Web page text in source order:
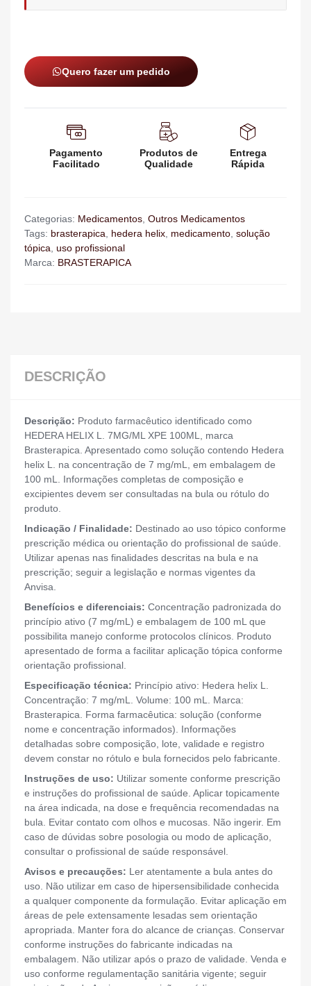
Quero fazer um pedido
Pagamento
Facilitado
Produtos de
Qualidade
Entrega
Rápida
Categorias: Medicamentos, Outros Medicamentos
Tags: brasterapica, hedera helix, medicamento, solução
tópica, uso profissional
Marca: BRASTERAPICA
DESCRIÇÃO
Descrição: Produto farmacêutico identificado como
HEDERA HELIX L. 7MG/ML XPE 100ML, marca
Brasterapica. Apresentado como solução contendo Hedera
helix L. na concentração de 7 mg/mL, em embalagem de
100 mL. Informações completas de composição e
excipientes devem ser consultadas na bula ou rótulo do
produto.
Indicação / Finalidade: Destinado ao uso tópico conforme
prescrição médica ou orientação do profissional de saúde.
Utilizar apenas nas finalidades descritas na bula e na
prescrição; seguir a legislação e normas vigentes da
Anvisa.
Benefícios e diferenciais: Concentração padronizada do
princípio ativo (7 mg/mL) e embalagem de 100 mL que
possibilita manejo conforme protocolos clínicos. Produto
apresentado de forma a facilitar aplicação tópica conforme
orientação profissional.
Especificação técnica: Princípio ativo: Hedera helix L.
Concentração: 7 mg/mL. Volume: 100 mL. Marca:
Brasterapica. Forma farmacêutica: solução (conforme
nome e concentração informados). Informações
detalhadas sobre composição, lote, validade e registro
devem constar no rótulo e bula fornecidos pelo fabricante.
Instruções de uso: Utilizar somente conforme prescrição
e instruções do profissional de saúde. Aplicar topicamente
na área indicada, na dose e frequência recomendadas na
bula. Evitar contato com olhos e mucosas. Não ingerir. Em
caso de dúvidas sobre posologia ou modo de aplicação,
consultar o profissional de saúde responsável.
Avisos e precauções: Ler atentamente a bula antes do
uso. Não utilizar em caso de hipersensibilidade conhecida
a qualquer componente da formulação. Evitar aplicação em
áreas de pele extensamente lesadas sem orientação
apropriada. Manter fora do alcance de crianças. Conservar
conforme instruções do fabricante indicadas na
embalagem. Não utilizar após o prazo de validade. Venda e
uso conforme regulamentação sanitária vigente; seguir